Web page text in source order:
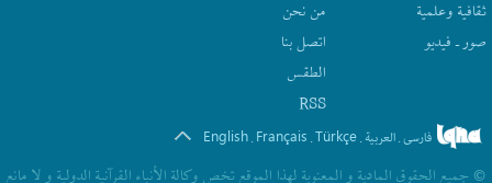
ثقافیة وعلمیة
صور ـ فيديو
من نحن
اتصل بنا
الطقس
RSS
فارسی. العربیة .
Türkçe
.
Français
.
English
© جمیع الحقوق المادیة و المعنویة لهذا الموقع تخص وکالة الأنباء القرآنیة الدولیة و لا مانع